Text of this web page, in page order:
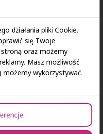
pracę jako pasję,
których praca ze
satysfakcji,
dydaktycznych na studiach
organizacyjne i
działania pliki Cookie.
się Twoje
stroną oraz możemy
Masz możliwość
możemy wykorzystywać.